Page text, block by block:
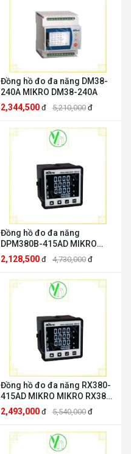
Đồng hồ đo đa năng DM38-
240A MIKRO DM38-240A
2,344,500 đ 5,210,000 đ
Đồng hồ đo đa năng
DPM380B-415AD MIKRO
MIKRO DPM380B-415AD
2,128,500 đ 4,730,000 đ
Đồng hồ đo đa năng RX380-
415AD MIKRO MIKRO RX380-
415AD
2,493,000 đ 5,540,000 đ